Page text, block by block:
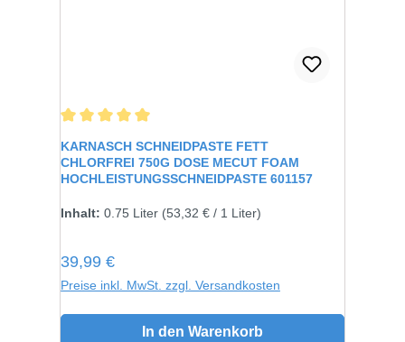
KARNASCH SCHNEIDPASTE FETT
CHLORFREI 750G DOSE MECUT FOAM
HOCHLEISTUNGSSCHNEIDPASTE 601157
Inhalt: 0.75 Liter (53,32 € / 1 Liter)
Regulärer Preis:
39,99 €
Preise inkl. MwSt. zzgl. Versandkosten
In den Warenkorb